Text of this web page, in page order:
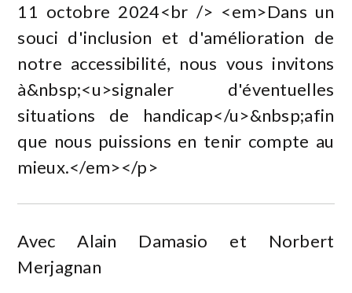
11 octobre 2024<br /> <em>Dans un
souci d'inclusion et d'amélioration de
notre accessibilité, nous vous invitons
à&nbsp;<u>signaler d'éventuelles
situations de handicap</u>&nbsp;afin
que nous puissions en tenir compte au
mieux.</em></p>
Avec Alain Damasio et Norbert
Merjagnan